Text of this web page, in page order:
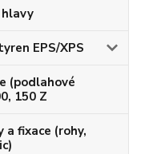
EPS/XPS
(podlahové
150 Z
a fixace (rohy,